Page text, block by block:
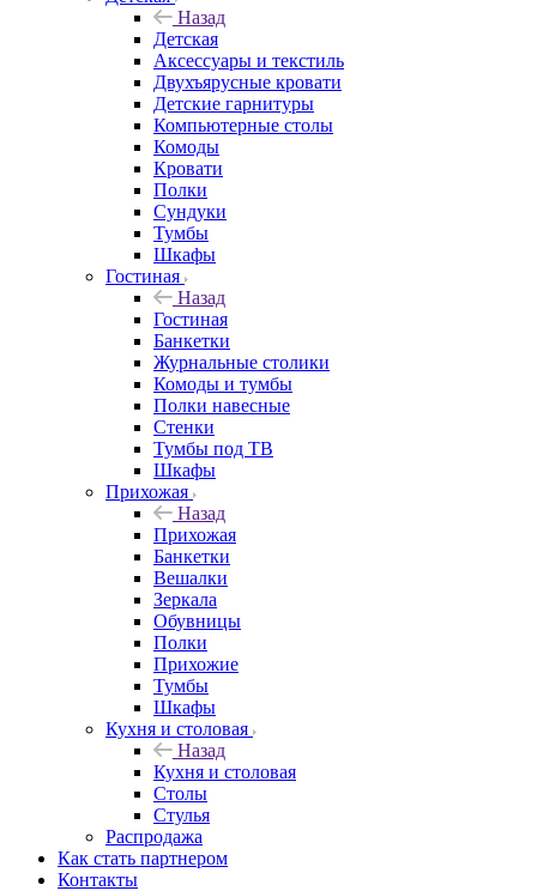
Назад
Детская
Аксессуары и текстиль
Двухъярусные кровати
Детские гарнитуры
Компьютерные столы
Комоды
Кровати
Полки
Сундуки
Тумбы
Шкафы
Гостиная
Назад
Гостиная
Банкетки
Журнальные столики
Комоды и тумбы
Полки навесные
Стенки
Тумбы под ТВ
Шкафы
Прихожая
Назад
Прихожая
Банкетки
Вешалки
Зеркала
Обувницы
Полки
Прихожие
Тумбы
Шкафы
Кухня и столовая
Назад
Кухня и столовая
Столы
Стулья
Распродажа
Как стать партнером
Контакты